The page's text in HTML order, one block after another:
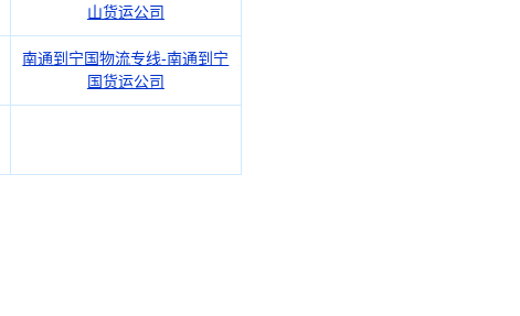
山货运公司
南通到宁国物流专线-南通到宁
国货运公司